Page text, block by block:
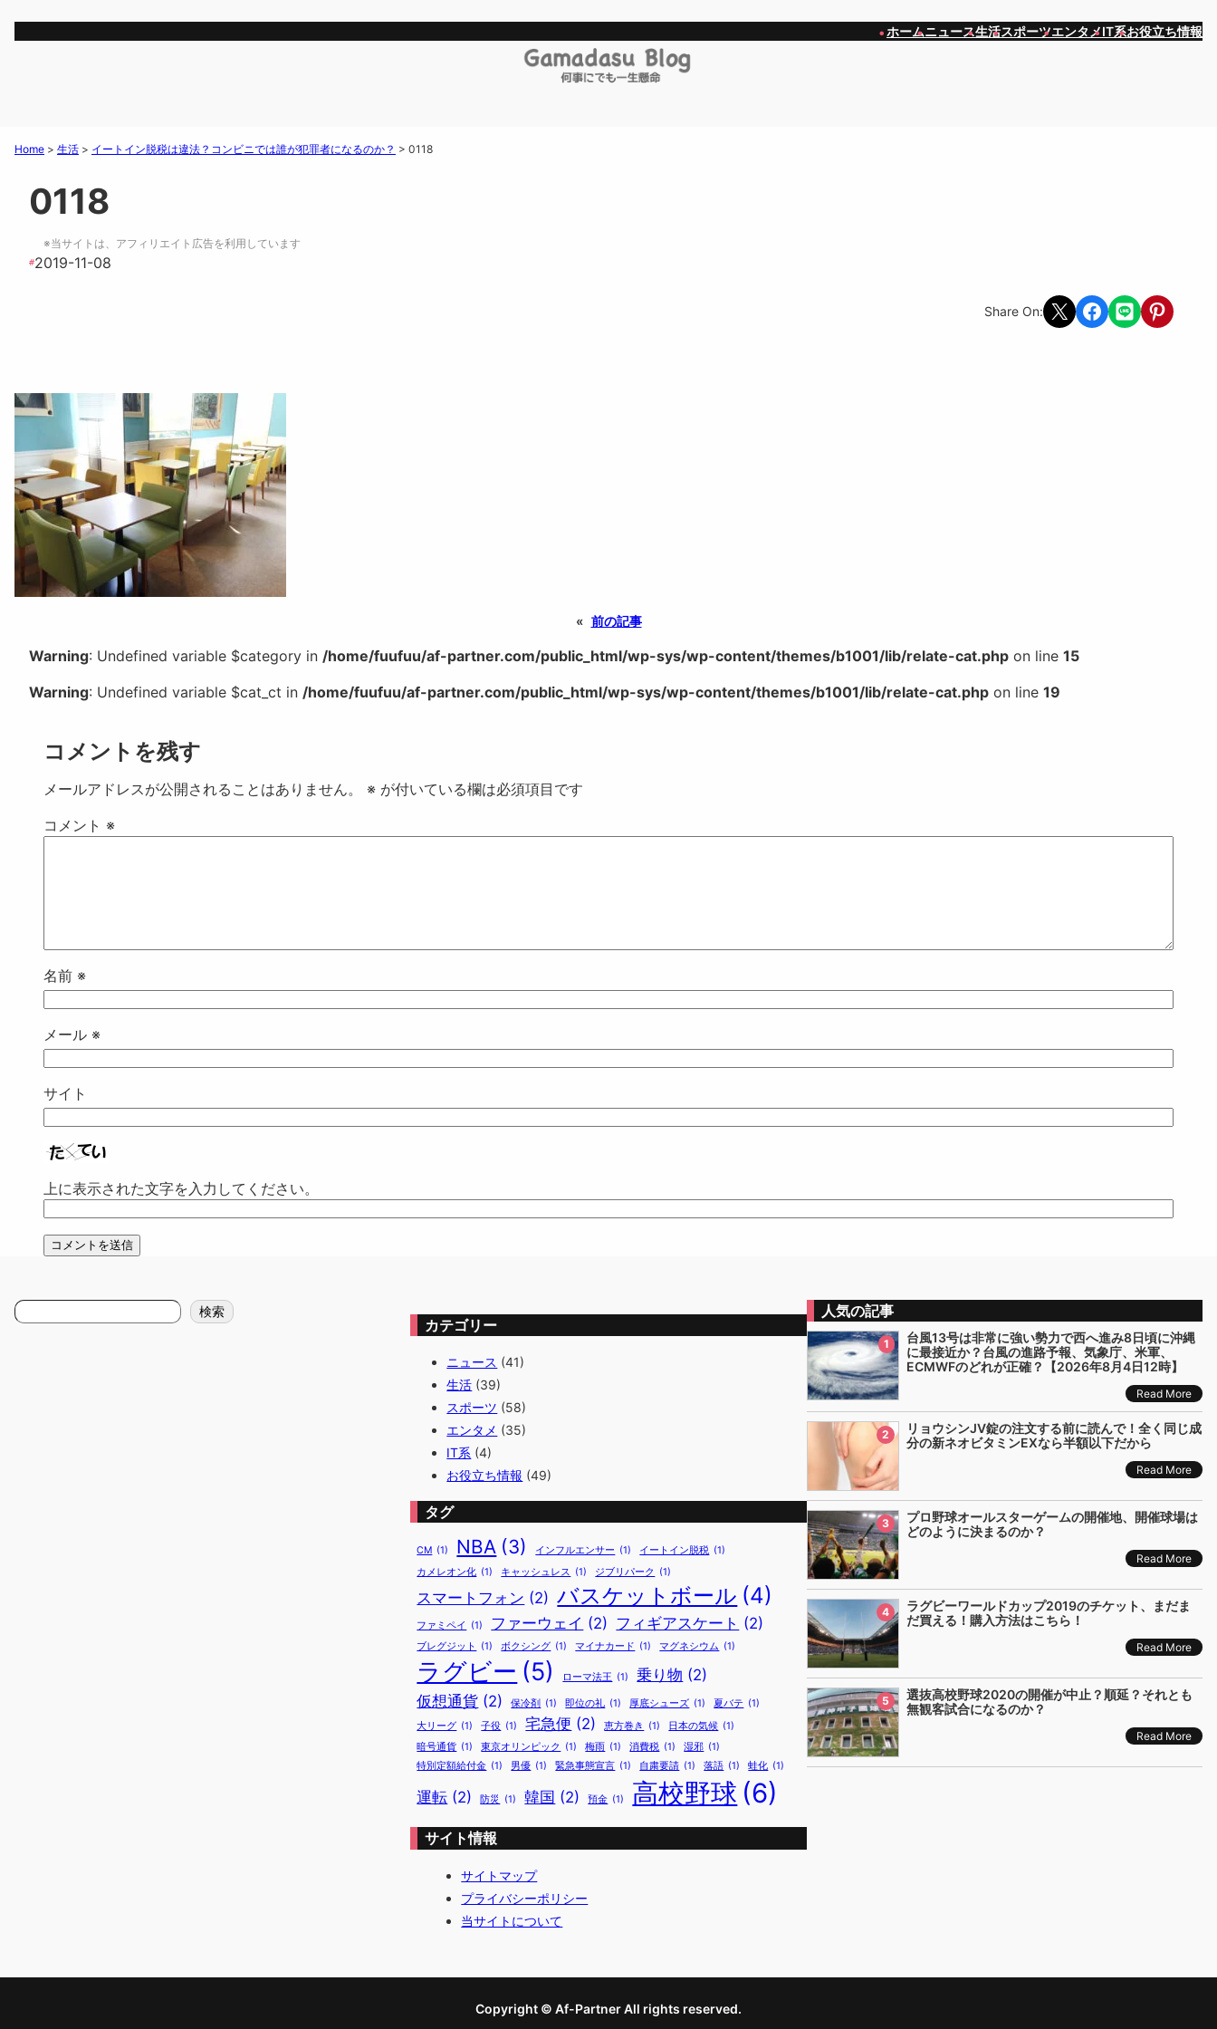
ホームニュース生活スポーツエンタメIT系お役立ち情報
Home > 生活 > イートイン脱税は違法？コンビニでは誰が犯罪者になるのか？ > 0118
0118
※当サイトは、アフィリエイト広告を利用しています
#2019-11-08
Share On: Share on X Share on Facebook
Share on LINEShare on
« 前の記事
Warning: Undefined variable $category in /home/fuufuu/af-partner.com/public_html/wp-sys/wp-content/themes/b1001/lib/relate-cat.php on line 15
Warning: Undefined variable $cat_ct in /home/fuufuu/af-partner.com/public_html/wp-sys/wp-content/themes/b1001/lib/relate-cat.php on line 19
コメントを残す
メールアドレスが公開されることはありません。 ※ が付いている欄は必須項目です
コメント ※
名前 ※
メール ※
サイト
上に表示された文字を入力してください。
検
索
検索
カテゴリー
ニュース (41)
生活 (39)
スポーツ (58)
エンタメ (35)
IT系 (4)
お役立ち情報 (49)
タグ
CM (1) NBA (3) インフルエンサー (1) イートイン脱税 (1)
カメレオン化 (1) キャッシュレス (1) ジブリパーク (1)
スマートフォン (2) バスケットボール (4)
ファミペイ (1) ファーウェイ (2) フィギアスケート (2)
ブレグジット (1) ボクシング (1) マイナカード (1) マグネシウム (1)
ラグビー (5) ローマ法王 (1) 乗り物 (2)
仮想通貨 (2) 保冷剤 (1) 即位の礼 (1) 厚底シューズ (1) 夏バテ (1)
大リーグ (1) 子役 (1) 宅急便 (2) 恵方巻き (1) 日本の気候 (1)
暗号通貨 (1) 東京オリンピック (1) 梅雨 (1) 消費税 (1) 湿邪 (1)
特別定額給付金 (1) 男優 (1) 緊急事態宣言 (1) 自粛要請 (1) 落語 (1) 蛙化 (1)
運転 (2) 防災 (1) 韓国 (2) 預金 (1) 高校野球 (6)
サイト情報
サイトマップ
プライバシーポリシー
当サイトについて
人気の記事
1
台風13号は非常に強い勢力で西へ進み8日頃に沖縄
に最接近か？台風の進路予報、気象庁、米軍、
ECMWFのどれが正確？【2026年8月4日12時】
Read More
2
リョウシンJV錠の注文する前に読んで！全く同じ成
分の新ネオビタミンEXなら半額以下だから
Read More
3
プロ野球オールスターゲームの開催地、開催球場は
どのように決まるのか？
Read More
4
ラグビーワールドカップ2019のチケット、まだま
だ買える！購入方法はこちら！
Read More
5
選抜高校野球2020の開催が中止？順延？それとも
無観客試合になるのか？
Read More
Copyright © Af-Partner All rights reserved.